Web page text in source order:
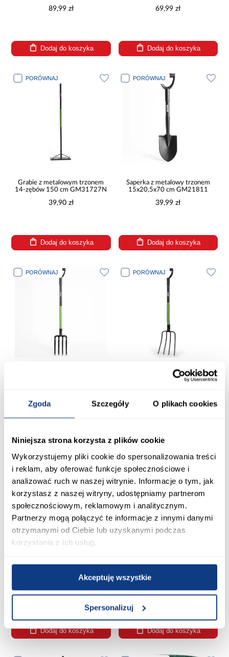
Zgoda Szczegóły O plikach cookies
Niniejsza strona korzysta z plików cookie
Wykorzystujemy pliki cookie do spersonalizowania treści
i reklam, aby oferować funkcje społecznościowe i
analizować ruch w naszej witrynie. Informacje o tym, jak
korzystasz z naszej witryny, udostępniamy partnerom
społecznościowym, reklamowym i analitycznym.
Partnerzy mogą połączyć te informacje z innymi danymi
otrzymanymi od Ciebie lub uzyskanymi podczas
korzystania z ich usług.
Akceptuję wszystkie
Spersonalizuj
89,99 zł
Dodaj do koszyka
69,99 zł
Dodaj do koszyka
PORÓWNAJ
Grabie z metalowym trzonem
14-zębów 150 cm GM31727N
39,90 zł
Dodaj do koszyka
PORÓWNAJ
Saperka z metalowy trzonem
15x20,5x70 cm GM21811
39,99 zł
Dodaj do koszyka
PORÓWNAJ
Dodaj do koszyka
PORÓWNAJ
Widły do kopania z metalowym
trzonem 22x30x125 GM21805
Dodaj do koszyka
PORÓWNAJ
24,3x26,5x125 cm GM21804
44,99 zł
Dodaj do koszyka
PORÓWNAJ
trzonem 19,5x28x125 cm
44,99 zł
Dodaj do koszyka